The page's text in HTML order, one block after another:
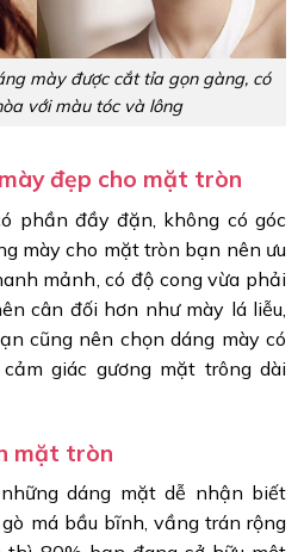
mày được cắt tỉa gọn gàng, có
với màu tóc và lông
đẹp cho mặt tròn
phần đầy đặn, không có góc
mày cho mặt tròn bạn nên ưu
mảnh, có độ cong vừa phải
cân đối hơn như mày lá liễu,
cũng nên chọn dáng mày có
giác gương mặt trông dài
mặt tròn
dáng mặt dễ nhận biết
má bầu bĩnh, vầng trán rộng